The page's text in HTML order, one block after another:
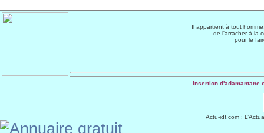
Il appartient à tout
de l'arracher à la
pour le
Insertion
Actu-idf.com :